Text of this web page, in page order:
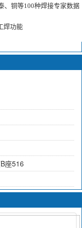
、铜等100种焊接专家数据
焊功能
座516